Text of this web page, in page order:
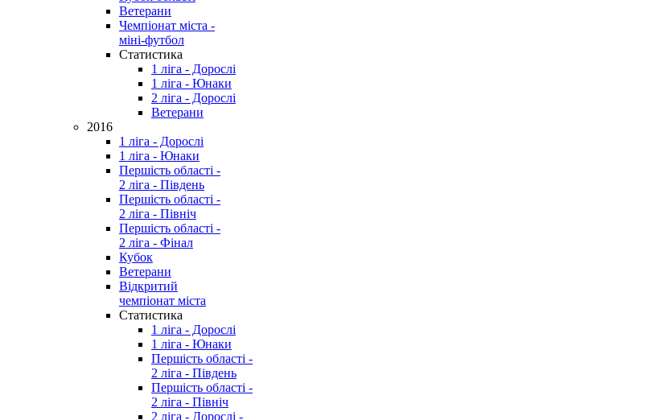
Ветерани
Чемпіонат міста -
міні-футбол
Статистика
1 ліга - Дорослі
1 ліга - Юнаки
2 ліга - Дорослі
Ветерани
2016
1 ліга - Дорослі
1 ліга - Юнаки
Першість області -
2 ліга - Південь
Першість області -
2 ліга - Північ
Першість області -
2 ліга - Фінал
Кубок
Ветерани
Відкритий
чемпіонат міста
Статистика
1 ліга - Дорослі
1 ліга - Юнаки
Першість області -
2 ліга - Південь
Першість області -
2 ліга - Північ
2 ліга - Дорослі -